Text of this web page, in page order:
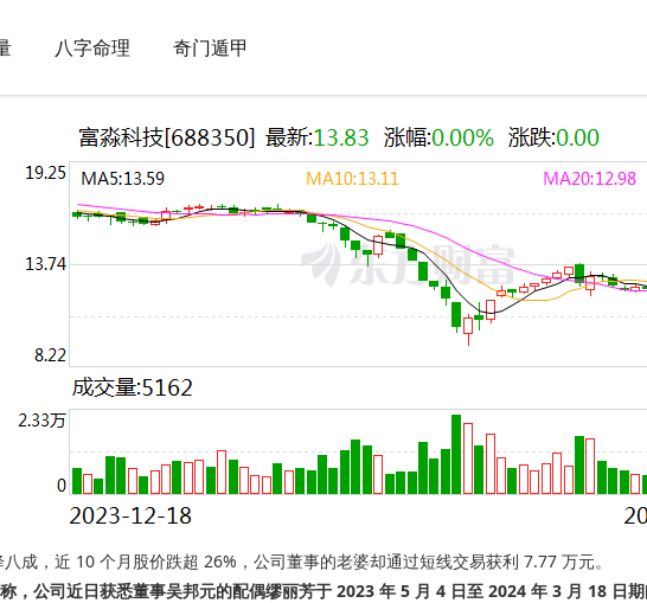
八字命理 奇门遁甲
短线交易获利7.77万元-威尼斯棋牌
，近 10 个月股价跌超 26%，公司董事的老婆却通过短线交易获利 7.77 万元。
，公司近日获悉董事吴邦元的配偶缪丽芳于 2023 年 5 月 4 日至 2024 年 3 月 18 日期间买